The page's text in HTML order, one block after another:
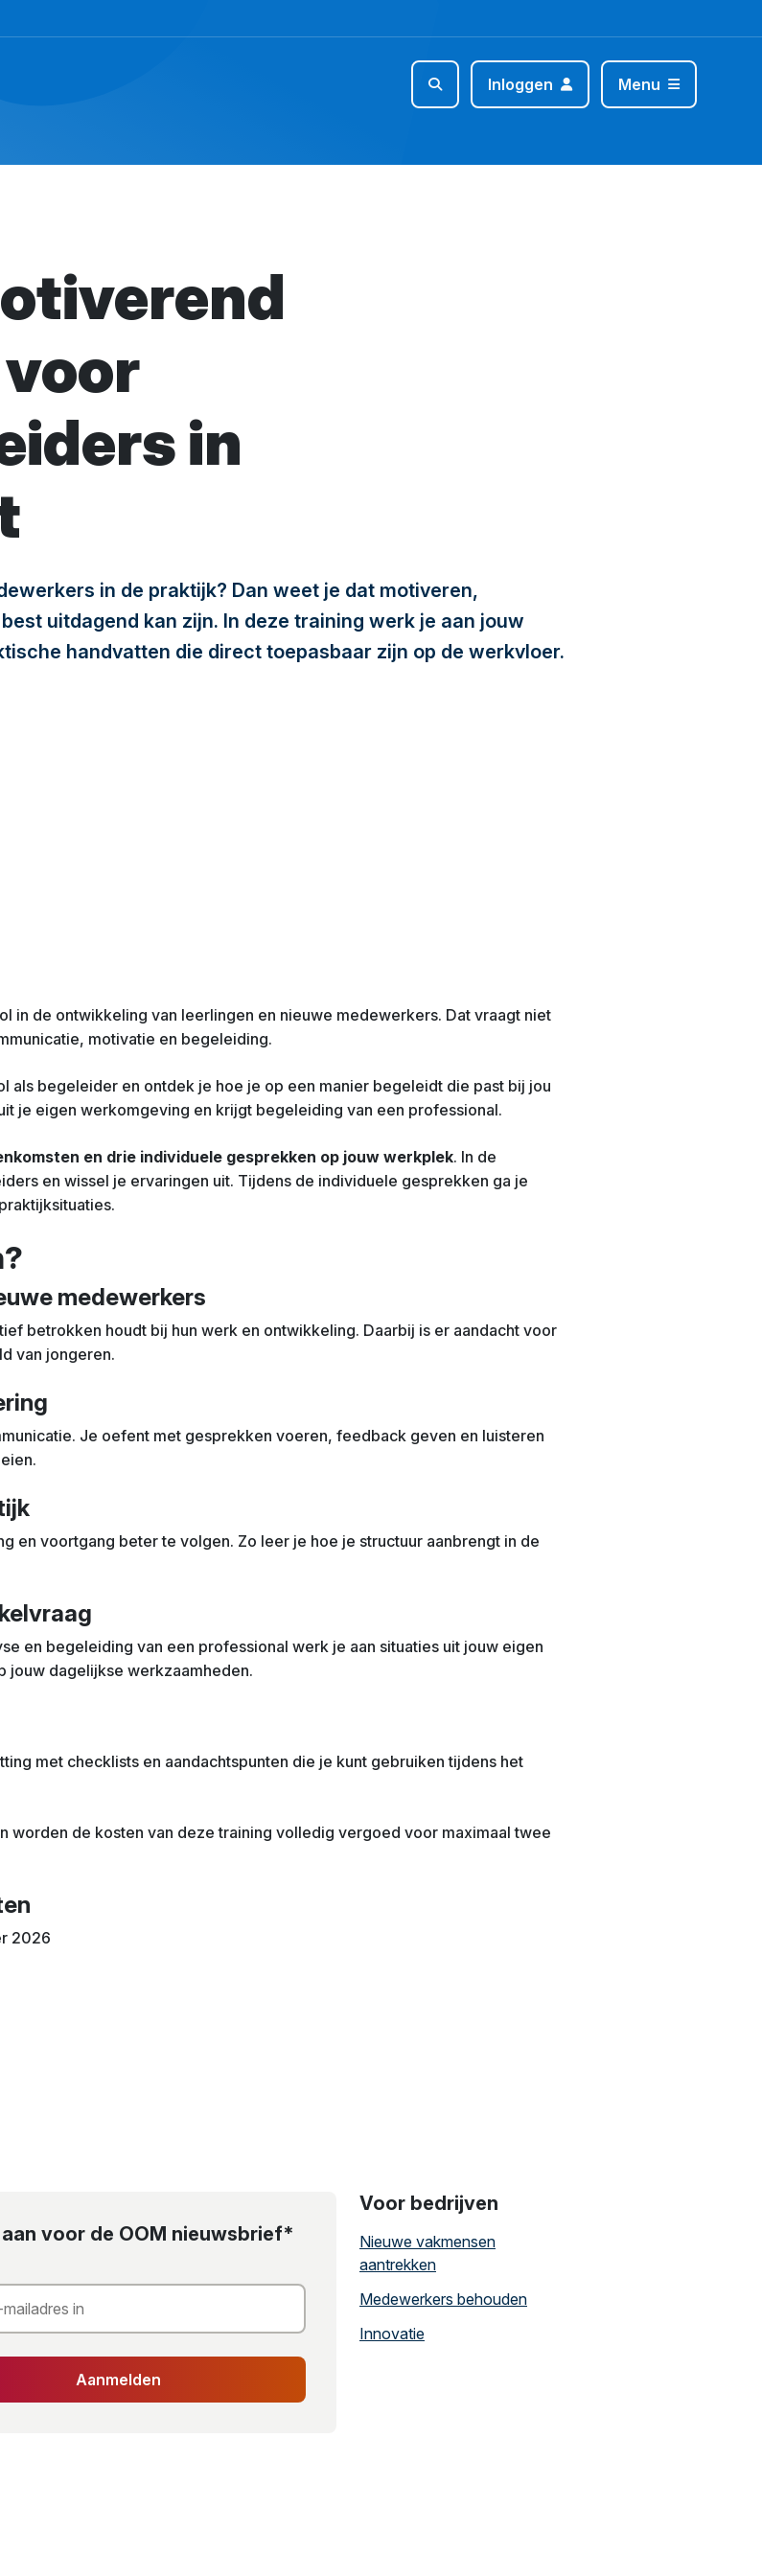
Inloggen Menu
in
in de praktijk? Dan weet je dat motiveren,
uitdagend kan zijn. In deze training werk je aan jouw
handvatten die direct toepasbaar zijn op de werkvloer.
in de ontwikkeling van leerlingen en nieuwe medewerkers. Dat vraagt niet
motivatie en begeleiding.
als begeleider en ontdek je hoe je op een manier begeleidt die past bij jou
je eigen werkomgeving en krijgt begeleiding van een professional.
en drie individuele gesprekken op jouw werkplek. In de
en wissel je ervaringen uit. Tijdens de individuele gesprekken ga je
medewerkers
betrokken houdt bij hun werk en ontwikkeling. Daarbij is er aandacht voor
van jongeren.
Je oefent met gesprekken voeren, feedback geven en luisteren
en voortgang beter te volgen. Zo leer je hoe je structuur aanbrengt in de
en begeleiding van een professional werk je aan situaties uit jouw eigen
jouw dagelijkse werkzaamheden.
met checklists en aandachtspunten die je kunt gebruiken tijdens het
worden de kosten van deze training volledig vergoed voor maximaal twee
2026
Voor bedrijven
Nieuwe vakmensen
aantrekken
Medewerkers behouden
Innovatie
voor de OOM nieuwsbrief*
Aanmelden